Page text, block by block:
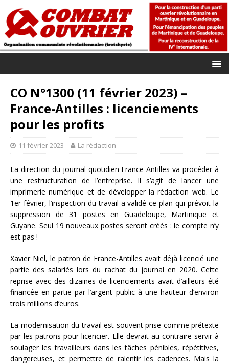
CO N°1300 (11 février 2023) –
France-Antilles : licenciements
pour les profits
11 février 2023 La rédaction
La direction du journal quotidien France-Antilles va procéder à
une restructuration de l’entreprise. Il s’agit de lancer une
imprimerie numérique et de développer la rédaction web. Le
1er février, l’inspection du travail a validé ce plan qui prévoit la
suppression de 31 postes en Guadeloupe, Martinique et
Guyane. Seul 19 nouveaux postes seront créés : le compte n’y
est pas !
Xavier Niel, le patron de France-Antilles avait déjà licencié une
partie des salariés lors du rachat du journal en 2020. Cette
reprise avec des dizaines de licenciements avait d’ailleurs été
financée en partie par l’argent public à une hauteur d’environ
trois millions d’euros.
La modernisation du travail est souvent prise comme prétexte
par les patrons pour licencier. Elle devrait au contraire servir à
soulager les travailleurs dans les tâches pénibles, répétitives,
dangereuses, et permettre de ralentir les cadences. Mais la